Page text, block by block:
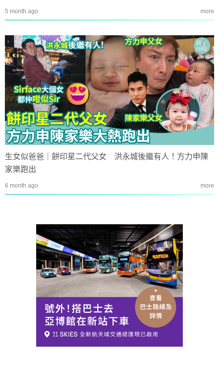
5 month ago more
生女似爸爸｜餅印星二代父女 洪永城後繼有人！方力申陳
家樂跑出
6 month ago more